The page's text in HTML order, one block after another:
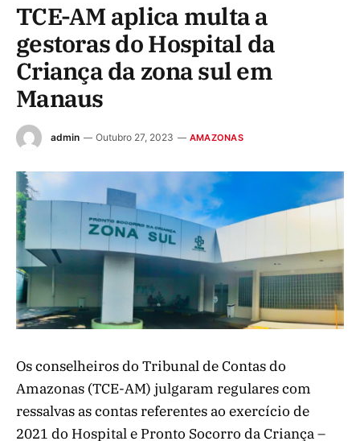
TCE-AM aplica multa a
gestoras do Hospital da
Criança da zona sul em
Manaus
admin Outubro 27, 2023 AMAZONAS
Os conselheiros do Tribunal de Contas do
Amazonas (TCE-AM) julgaram regulares com
ressalvas as contas referentes ao exercício de
2021 do Hospital e Pronto Socorro da Criança –